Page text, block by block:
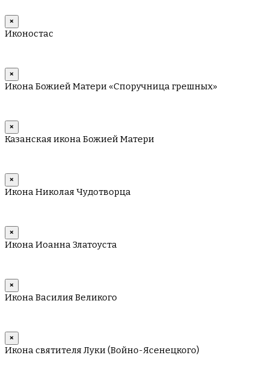
×
Иконостас
×
Икона Божией Матери «Споручница грешных»
×
Казанская икона Божией Матери
×
Икона Николая Чудотворца
×
Икона Иоанна Златоуста
×
Икона Василия Великого
×
Икона святителя Луки (Войно-Ясенецкого)